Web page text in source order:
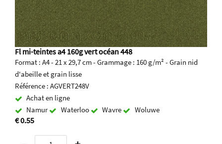
Fl mi-teintes a4 160g vert océan 448
Format : A4 - 21 x 29,7 cm - Grammage : 160 g/m² - Grain nid
d'abeille et grain lisse
Référence : AGVERT248V
Achat en ligne
Namur
Waterloo Wavre Woluwe
€ 0.55